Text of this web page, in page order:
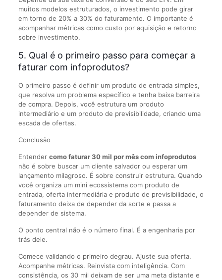
muitos modelos estruturados, o investimento pode girar
em torno de 20% a 30% do faturamento. O importante é
acompanhar métricas como custo por aquisição e retorno
sobre investimento.
5. Qual é o primeiro passo para começar a
faturar com infoprodutos?
O primeiro passo é definir um produto de entrada simples,
que resolva um problema específico e tenha baixa barreira
de compra. Depois, você estrutura um produto
intermediário e um produto de previsibilidade, criando uma
escada de ofertas.
Conclusão
Entender como faturar 30 mil por mês com infoprodutos
não é sobre buscar um cliente salvador ou esperar um
lançamento milagroso. É sobre construir estrutura. Quando
você organiza um mini ecossistema com produto de
entrada, oferta intermediária e produto de previsibilidade, o
faturamento deixa de depender da sorte e passa a
depender de sistema.
O ponto central não é o número final. É a engenharia por
trás dele.
Comece validando o primeiro degrau. Ajuste sua oferta.
Acompanhe métricas. Reinvista com inteligência. Com
consistência, os 30 mil deixam de ser uma meta distante e